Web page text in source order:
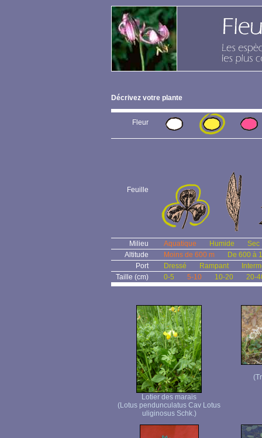
Décrivez votre plante
Fleur
Feuille
Milieu Aquatique Humide
Sec
Altitude
Moins de 600 m
De 600 à
Port
Dressé Rampant
Taille (cm)
0-5 5-10 10-20 20-
Lotier des marais
(Lotus pendunculatus Cav Lotus
uliginosus Schk.)